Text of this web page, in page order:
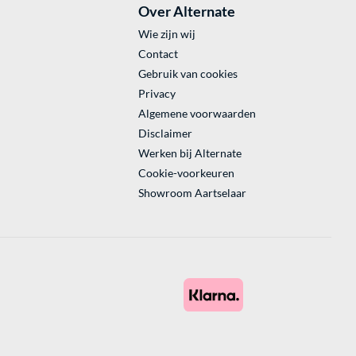
Over Alternate
Wie zijn wij
Contact
Gebruik van cookies
Privacy
Algemene voorwaarden
Disclaimer
Werken bij Alternate
Cookie-voorkeuren
Showroom Aartselaar